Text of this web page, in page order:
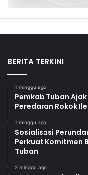
BERITA TERKINI
1 minggu ago
Pemkab Tuban
Peredaran Rokok
1 minggu ago
Sosialisasi
Perkuat Komitmen
Tuban
2 minggu ago